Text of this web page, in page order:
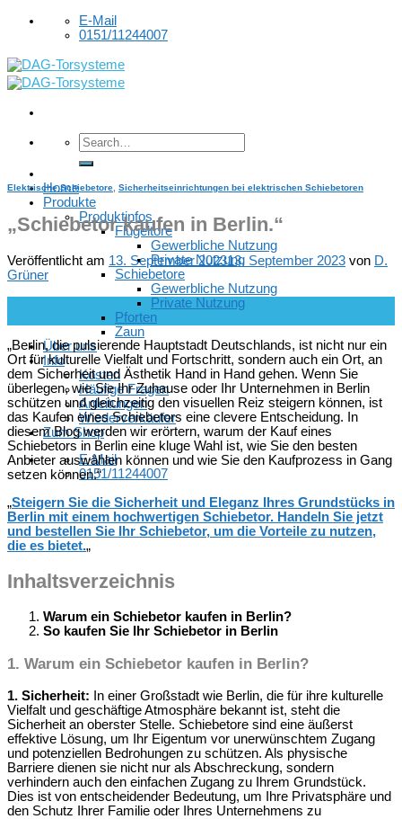
Skip
E-Mail
0151/11244007
Home
Produkte
Produktinfos
Flügeltore
Gewerbliche Nutzung
Private Nutzung
Schiebetore
Gewerbliche Nutzung
Private Nutzung
Pforten
Zaun
Über uns
Info
Kosten
Häufige Fragen
Anleitungen
Wiederverkäufer
Zum Shop
E-Mail
0151/11244007
Elektrische Schiebetore Sicherheitseinrichtungen bei elektrischen Schiebetoren
„Schiebetor kaufen in Berlin.“
Veröffentlicht am 13. September 202313. September 2023 von D.
Grüner
„Berlin, die pulsierende Hauptstadt Deutschlands, ist nicht nur ein
Ort für kulturelle Vielfalt und Fortschritt, sondern auch ein Ort, an
dem Sicherheit und Ästhetik Hand in Hand gehen. Wenn Sie
überlegen, wie Sie Ihr Zuhause oder Ihr Unternehmen in Berlin
schützen und gleichzeitig den visuellen Reiz steigern können, ist
das Kaufen eines Schiebetors eine clevere Entscheidung. In
diesem Blog werden wir erörtern, warum der Kauf eines
Schiebetors in Berlin eine kluge Wahl ist, wie Sie den besten
Anbieter auswählen können und wie Sie den Kaufprozess in Gang
setzen können.“
„Steigern Sie die Sicherheit und Eleganz Ihres Grundstücks in
Berlin mit einem hochwertigen Schiebetor. Handeln Sie jetzt
und bestellen Sie Ihr Schiebetor, um die Vorteile zu nutzen,
die es bietet.„
Inhaltsverzeichnis
Warum ein Schiebetor kaufen in Berlin?
So kaufen Sie Ihr Schiebetor in Berlin
1. Warum ein Schiebetor kaufen in Berlin?
1. Sicherheit: In einer Großstadt wie Berlin, die für ihre kulturelle
Vielfalt und geschäftige Atmosphäre bekannt ist, steht die
Sicherheit an oberster Stelle. Schiebetore sind eine äußerst
effektive Lösung, um Ihr Eigentum vor unerwünschtem Zugang
und potenziellen Bedrohungen zu schützen. Als physische
Barriere dienen sie nicht nur als Abschreckung, sondern
verhindern auch den einfachen Zugang zu Ihrem Grundstück.
Dies ist von entscheidender Bedeutung, um Ihre Privatsphäre und
den Schutz Ihrer Familie oder Ihres Unternehmens zu